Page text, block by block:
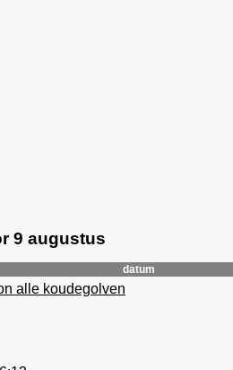
9 augustus
datum
alle koudegolven